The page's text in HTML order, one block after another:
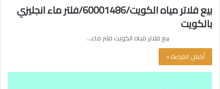
بيع فلاتر مياه الكويت/60001486/فلتر ماء انجليزي
بالكويت
بيع فلاتر مياه الكويت فلتر ماء…
أكمل القراءة »